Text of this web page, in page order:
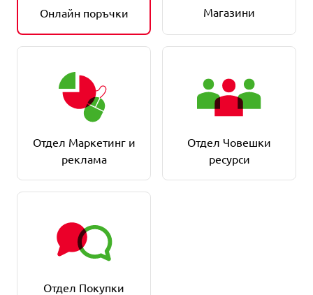
Онлайн поръчки Магазини
Отдел Маркетинг и
реклама
Отдел Човешки
ресурси
Отдел Покупки